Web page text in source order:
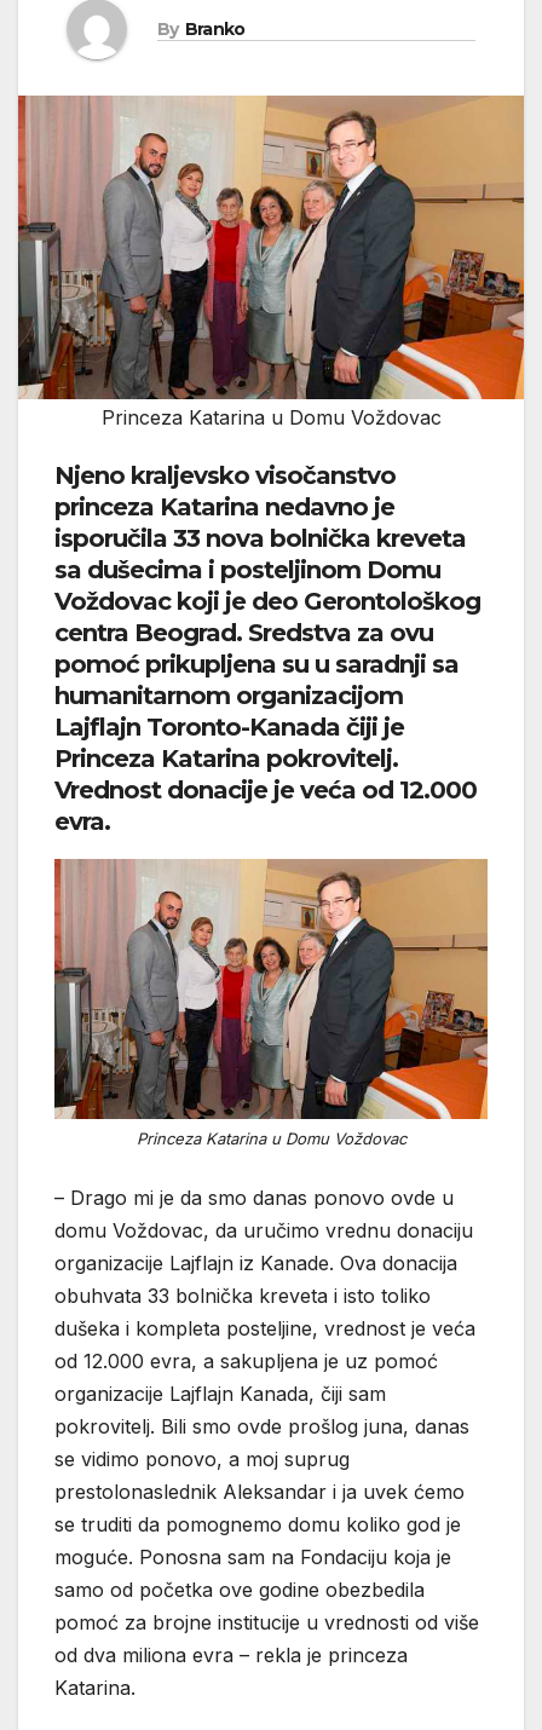
By Branko
Princeza Katarina u Domu Voždovac
Njeno kraljevsko visočanstvo
princeza Katarina nedavno je
isporučila 33 nova bolnička kreveta
sa dušecima i posteljinom Domu
Voždovac koji je deo Gerontološkog
centra Beograd. Sredstva za ovu
pomoć prikupljena su u saradnji sa
humanitarnom organizacijom
Lajflajn Toronto-Kanada čiji je
Princeza Katarina pokrovitelj.
Vrednost donacije je veća od 12.000
evra.
Princeza Katarina u Domu Voždovac
– Drago mi je da smo danas ponovo ovde u
domu Voždovac, da uručimo vrednu donaciju
organizacije Lajflajn iz Kanade. Ova donacija
obuhvata 33 bolnička kreveta i isto toliko
dušeka i kompleta posteljine, vrednost je veća
od 12.000 evra, a sakupljena je uz pomoć
organizacije Lajflajn Kanada, čiji sam
pokrovitelj. Bili smo ovde prošlog juna, danas
se vidimo ponovo, a moj suprug
prestolonaslednik Aleksandar i ja uvek ćemo
se truditi da pomognemo domu koliko god je
moguće. Ponosna sam na Fondaciju koja je
samo od početka ove godine obezbedila
pomoć za brojne institucije u vrednosti od više
od dva miliona evra – rekla je princeza
Katarina.